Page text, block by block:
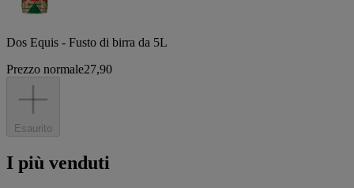
Dos Equis - Fusto di birra da 5L
Prezzo normale27,90
Esaurito
I più venduti